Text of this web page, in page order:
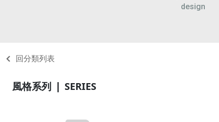
design
回分類列表
風格系列 ❘ SERIES